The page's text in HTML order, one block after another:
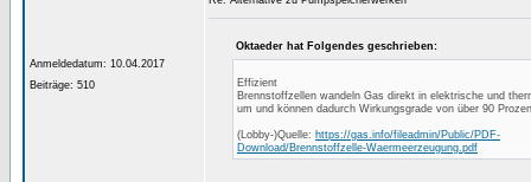
Anmeldedatum: 10.04.2017
Beiträge: 510
Oktaeder hat Folgendes geschrieben:
Effizient
Brennstoffzellen wandeln Gas direkt in elektrische und
um und können dadurch Wirkungsgrade von über 90
(Lobby-)Quelle: https://gas.info/fileadmin/Public/PDF-
Download/Brennstoffzelle-Waermeerzeugung.pdf